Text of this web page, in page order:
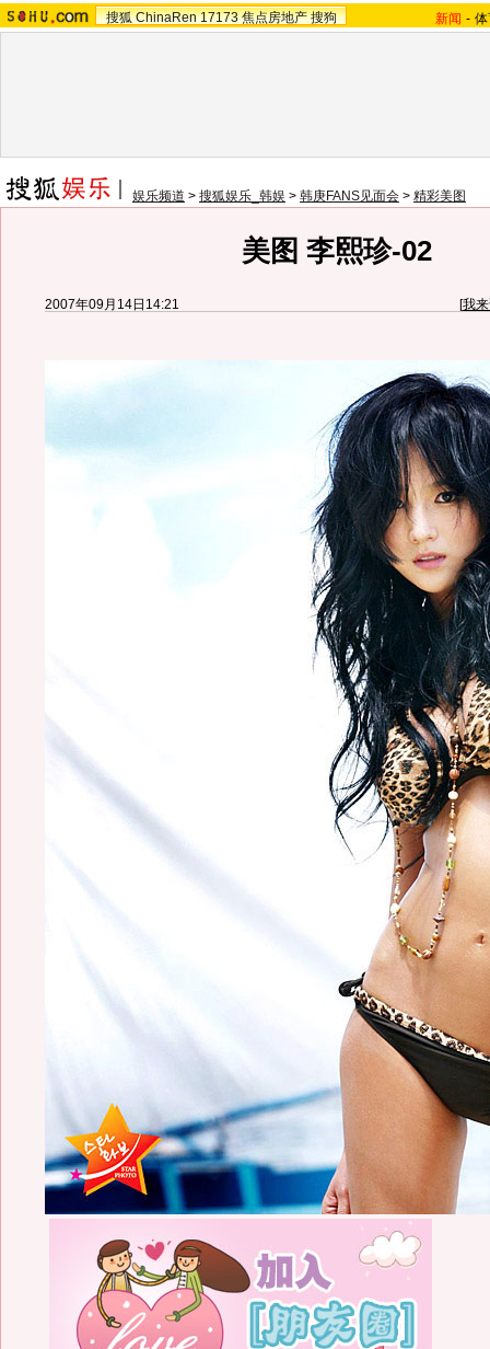
搜狐 ChinaRen 17173 焦点房地产 搜狗 新闻 -
娱乐频道 > 搜狐娱乐_韩娱 > 韩庚FANS见面会 > 精彩美图
美图 李熙珍-02
2007年09月14日14:21 [我